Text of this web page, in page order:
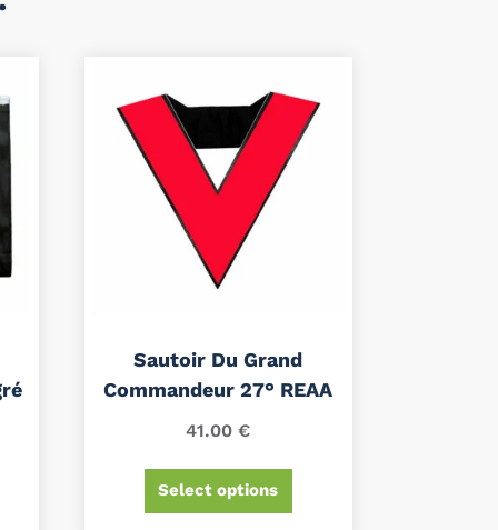
Sautoir Du Grand
Commandeur 27° REAA
41.00€
Select options